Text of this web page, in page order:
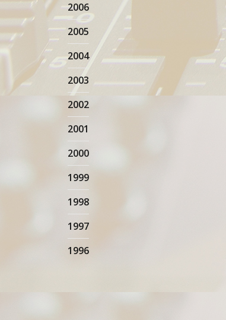
2006
2005
2004
2003
2002
2001
2000
1999
1998
1997
1996